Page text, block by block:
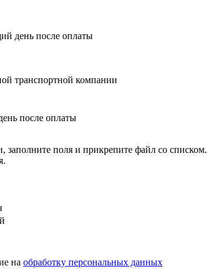
день после оплаты
транспортной компании
после оплаты
заполните поля и прикрепите файл со списком.
на обработку персональных данных